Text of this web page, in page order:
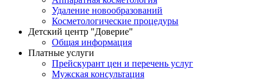
Удаление новообразований
Косметологические процедуры
Детский центр "Доверие"
Общая информация
Платные услуги
Прейскурант цен и перечень услуг
Мужская консультация